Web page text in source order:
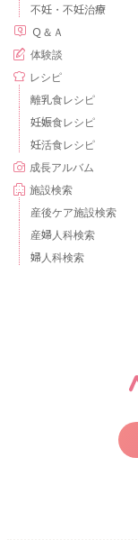
不妊・不妊治療
Ｑ＆Ａ
体験談
レシピ
離乳食レシピ
妊娠食レシピ
妊活食レシピ
成長アルバム
施設検索
産後ケア施設検索
産婦人科検索
婦人科検索